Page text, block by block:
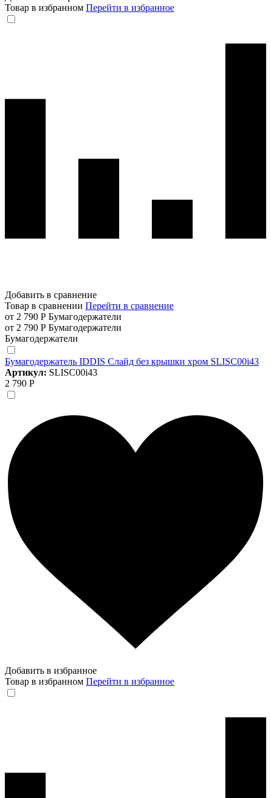
Товар в избранном Перейти в избранное
Добавить в сравнение
Товар в сравнении Перейти в сравнение
от 2 790 Р Бумагодержатели
от 2 790 Р Бумагодержатели
Бумагодержатели
Бумагодержатель IDDIS Слайд без крышки хром SLISC00i43
Артикул: SLISC00i43
2 790 Р
Добавить в избранное
Товар в избранном Перейти в избранное